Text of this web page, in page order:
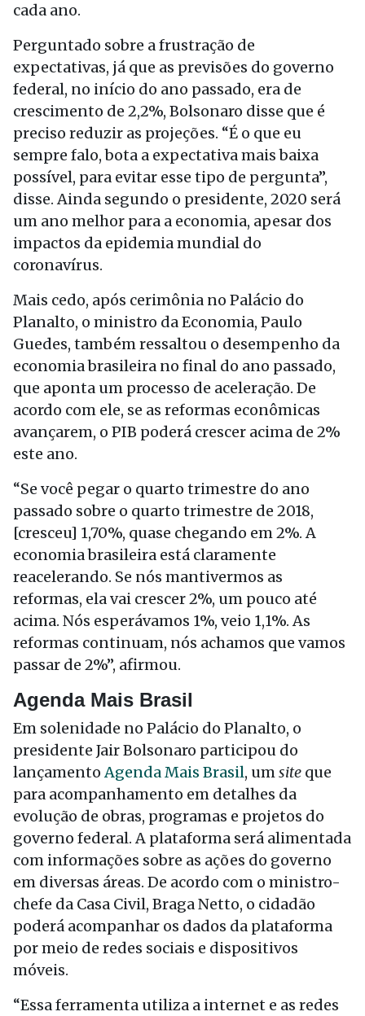
cada ano.
Perguntado sobre a frustração de
expectativas, já que as previsões do governo
federal, no início do ano passado, era de
crescimento de 2,2%, Bolsonaro disse que é
preciso reduzir as projeções. “É o que eu
sempre falo, bota a expectativa mais baixa
possível, para evitar esse tipo de pergunta”,
disse. Ainda segundo o presidente, 2020 será
um ano melhor para a economia, apesar dos
impactos da epidemia mundial do
coronavírus.
Mais cedo, após cerimônia no Palácio do
Planalto, o ministro da Economia, Paulo
Guedes, também ressaltou o desempenho da
economia brasileira no final do ano passado,
que aponta um processo de aceleração. De
acordo com ele, se as reformas econômicas
avançarem, o PIB poderá crescer acima de 2%
este ano.
“Se você pegar o quarto trimestre do ano
passado sobre o quarto trimestre de 2018,
[cresceu] 1,70%, quase chegando em 2%. A
economia brasileira está claramente
reacelerando. Se nós mantivermos as
reformas, ela vai crescer 2%, um pouco até
acima. Nós esperávamos 1%, veio 1,1%. As
reformas continuam, nós achamos que vamos
passar de 2%”, afirmou.
Agenda Mais Brasil
Em solenidade no Palácio do Planalto, o
presidente Jair Bolsonaro participou do
lançamentoAgenda Mais Brasil, umsite que
para acompanhamento em detalhes da
evolução de obras, programas e projetos do
governo federal. A plataforma será alimentada
com informações sobre as ações do governo
em diversas áreas. De acordo com o ministro-
chefe da Casa Civil, Braga Netto, o cidadão
poderá acompanhar os dados da plataforma
por meio de redes sociais e dispositivos
móveis.
“Essa ferramenta utiliza a internet e as redes